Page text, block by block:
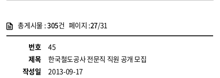
총게시물 :305건 페이지 :27/31
번호
45
제목
한국철도공사 전문직 직원 공개 모집
작성일
2013-09-17